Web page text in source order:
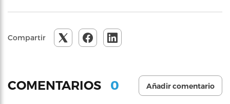
Compartir
COMENTARIOS 0 Añadir comentario